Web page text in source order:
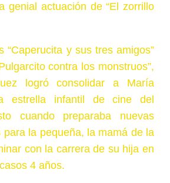
genial actuación de “El zorrillo
“Caperucita y sus tres amigos”
contra los monstruos”,
logró consolidar a María
estrella infantil de cine del
cuando preparaba nuevas
para la pequeña, la mamá de la
con la carrera de su hija en
4 años.